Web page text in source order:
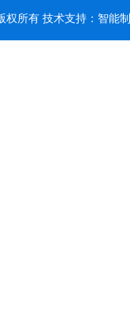
所有 技术支持： 智能